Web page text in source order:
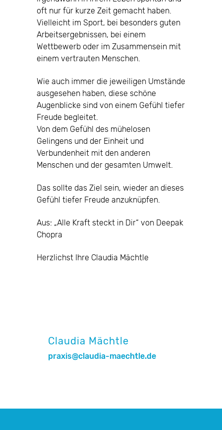
oft nur für kurze Zeit gemacht haben.
Vielleicht im Sport, bei besonders guten
Arbeitsergebnissen, bei einem
Wettbewerb oder im Zusammensein mit
einem vertrauten Menschen.
Wie auch immer die jeweiligen Umstände
ausgesehen haben, diese schöne
Augenblicke sind von einem Gefühl tiefer
Freude begleitet.
Von dem Gefühl des mühelosen
Gelingens und der Einheit und
Verbundenheit mit den anderen
Menschen und der gesamten Umwelt.
Das sollte das Ziel sein, wieder an dieses
Gefühl tiefer Freude anzuknüpfen.
Aus: „Alle Kraft steckt in Dir“ von Deepak
Chopra
Herzlichst Ihre Claudia Mächtle
Claudia Mächtle
praxis@claudia-maechtle.de